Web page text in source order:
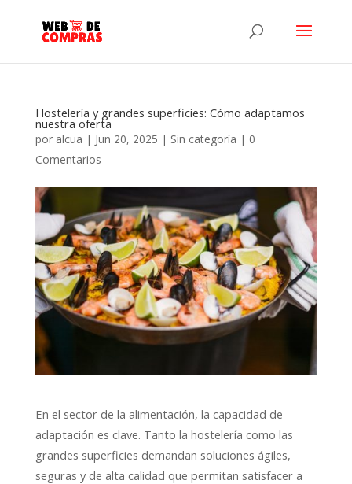
Hostelería y grandes superficies: Cómo adaptamos
nuestra oferta
por alcua | Jun 20, 2025 | Sin categoría | 0
Comentarios
En el sector de la alimentación, la capacidad de
adaptación es clave. Tanto la hostelería como las
grandes superficies demandan soluciones ágiles,
seguras y de alta calidad que permitan satisfacer a